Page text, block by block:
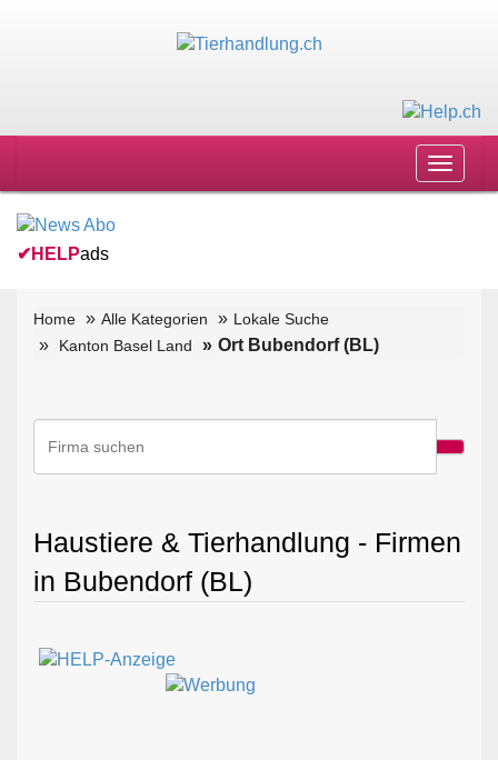
Toggle
✔ HELPads
Home Alle Kategorien
Lokale Suche
Kanton Basel Land
Ort Bubendorf (BL)
Haustiere & Tierhandlung - Firmen
in Bubendorf (BL)